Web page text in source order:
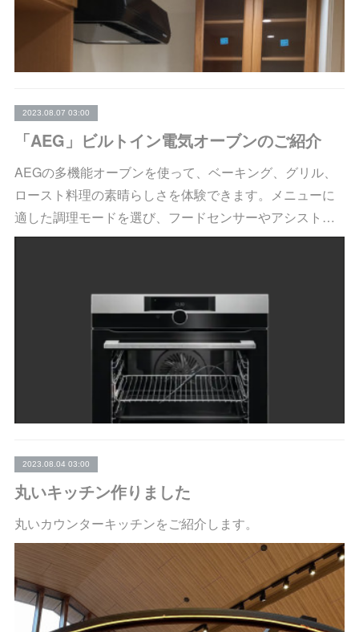
2023.08.07 03:00
「AEG」ビルトイン電気オーブンのご紹介
AEGの多機能オーブンを使って、ベーキング、グリル、
ロースト料理の素晴らしさを体験できます。メニューに
適した調理モードを選び、フードセンサーやアシスト…
2023.08.04 03:00
丸いキッチン作りました
丸いカウンターキッチンをご紹介します。